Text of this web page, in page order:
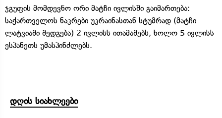
ჯგუფის მომდევნო ორი მატჩი ივლისში გაიმართება:
საქართველოს ნაკრები უკრაინასთან სტუმრად (მატჩი
ლატვიაში შედგება) 2 ივლისს ითამაშებს, ხოლო 5 ივლისს
ესპანეთს უმასპინძლებს.
დღის სიახლეები